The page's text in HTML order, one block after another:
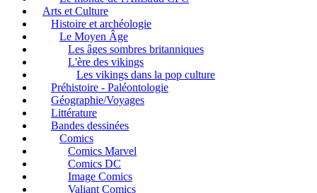
Arts et Culture
Histoire et archéologie
Le Moyen Âge
Les âges sombres britanniques
L'ère des vikings
Les vikings dans la pop culture
Préhistoire - Paléontologie
Géographie/Voyages
Littérature
Bandes dessinées
Comics
Comics Marvel
Comics DC
Image Comics
Valiant Comics